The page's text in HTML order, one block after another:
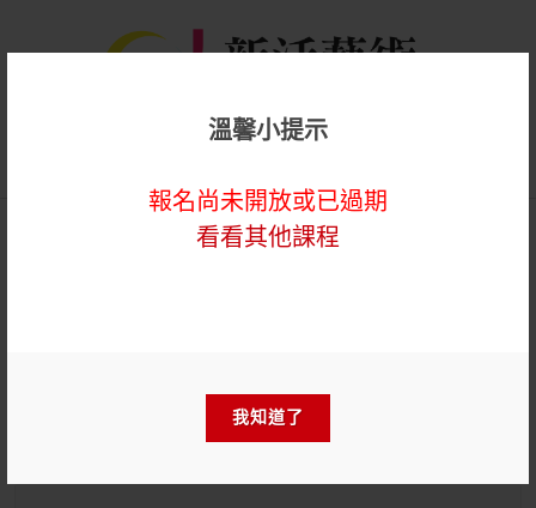
溫馨小提示
報名尚未開放或已過期
看看其他課程
我知道了
藝術輔療單次性團體課